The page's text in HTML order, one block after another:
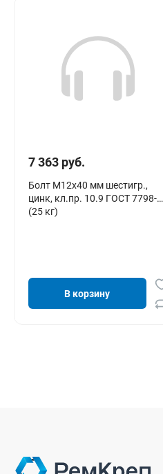
7 363 руб.
Болт М12х40 мм шестигр.,
цинк, кл.пр. 10.9 ГОСТ 7798-70
(25 кг)
В корзину